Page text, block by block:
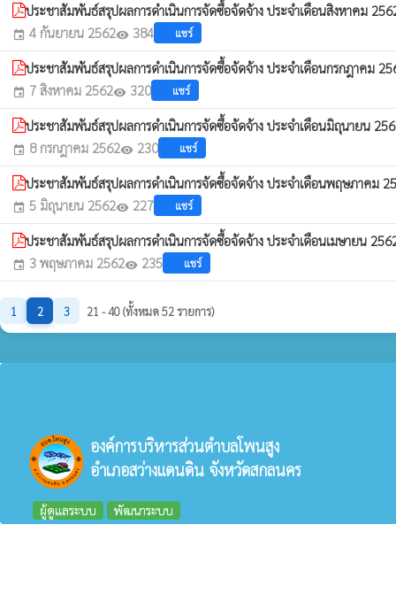
ประชาสัมพันธ์สรุปผลการดำเนินการจัดซื้อจัดจ้าง ประจำเดือนสิงหาคม
event 4 กันยายน 2562visibility 384 แชร์
ประชาสัมพันธ์สรุปผลการดำเนินการจัดซื้อจัดจ้าง ประจำเดือนกรกฎาคม
event 7 สิงหาคม 2562visibility 320 แชร์
ประชาสัมพันธ์สรุปผลการดำเนินการจัดซื้อจัดจ้าง ประจำเดือนมิถุนายน
event 8 กรกฎาคม 2562visibility 230 แชร์
ประชาสัมพันธ์สรุปผลการดำเนินการจัดซื้อจัดจ้าง ประจำเดือนพฤษภาคม
event 5 มิถุนายน 2562visibility 227 แชร์
ประชาสัมพันธ์สรุปผลการดำเนินการจัดซื้อจัดจ้าง ประจำเดือนเมษายน
event 3 พฤษภาคม 2562visibility 235 แชร์
1 2 3 21 - 40 (ทั้งหมด 52 รายการ)
องค์การบริหารส่วนตำบลโพนสูง
อำเภอสว่างแดนดิน จังหวัดสกลนคร
ผู้ดูแลระบบ พัฒนาระบบ